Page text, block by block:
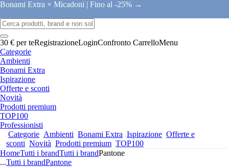
Bonami Extra × Micadoni | Fino al -25% →
30 € per teRegistrazioneLoginConfronto CarrelloMenu
Categorie
Ambienti
Bonami Extra
Ispirazione
Offerte e sconti
Novità
Prodotti premium
TOP100
Professionisti
Categorie Ambienti Bonami Extra Ispirazione Offerte e
sconti Novità Prodotti premium TOP100
HomeTutti i brandTutti i brandPantone
...Tutti i brandPantone